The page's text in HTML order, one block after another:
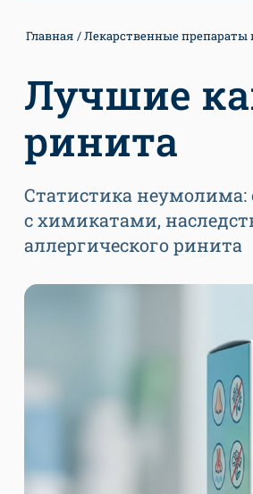
Главная Лекарственные
Лучшие
ринита
Статистика неумолима:
с химикатами,
аллергического ринита